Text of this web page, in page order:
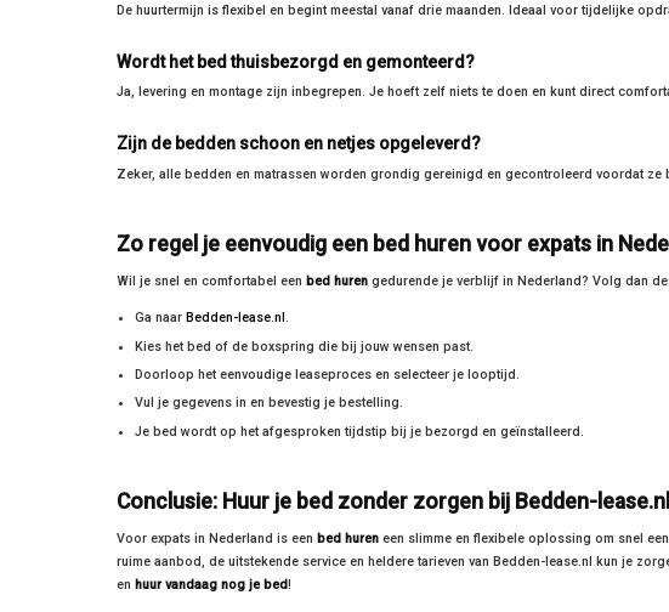
De huurtermijn is flexibel en begint meestal vanaf drie maanden. Ideaal voor tijdelijke
Wordt het bed thuisbezorgd en gemonteerd?
Ja, levering en montage zijn inbegrepen. Je hoeft zelf niets te doen en kunt direct
Zijn de bedden schoon en netjes opgeleverd?
Zeker, alle bedden en matrassen worden grondig gereinigd en gecontroleerd voordat ze
Zo regel je eenvoudig een bed huren voor expats in
Wil je snel en comfortabel een bed huren gedurende je verblijf in Nederland? Volg dan
Ga naar Bedden-lease.nl .
Kies het bed of de boxspring die bij jouw wensen past.
Doorloop het eenvoudige leaseproces en selecteer je looptijd.
Vul je gegevens in en bevestig je bestelling.
Je bed wordt op het afgesproken tijdstip bij je bezorgd en geïnstalleerd.
Conclusie: Huur je bed zonder zorgen bij Bedden-lease.nl
Voor expats in Nederland is een bed huren een slimme en flexibele oplossing om snel
ruime aanbod, de uitstekende service en heldere tarieven van Bedden-lease.nl kun je
en huur vandaag nog je bed!